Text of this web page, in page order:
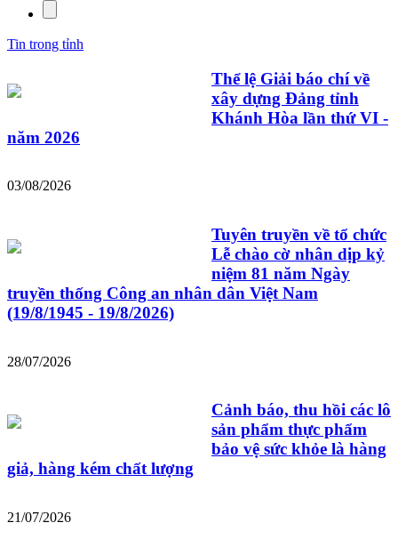
Tin trong tỉnh
Thể lệ Giải báo chí về
xây dựng Đảng tỉnh
Khánh Hòa lần thứ VI -
năm 2026
03/08/2026
Tuyên truyền về tổ chức
Lễ chào cờ nhân dịp kỷ
niệm 81 năm Ngày
truyền thống Công an nhân dân Việt Nam
(19/8/1945 - 19/8/2026)
28/07/2026
Cảnh báo, thu hồi các lô
sản phẩm thực phẩm
bảo vệ sức khỏe là hàng
giả, hàng kém chất lượng
21/07/2026